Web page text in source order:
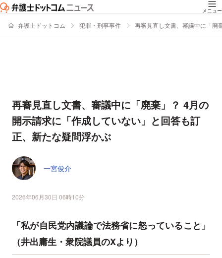
メニュー
弁護士ドットコム 犯罪・刑事事件 再審見直し文書、審議中に「廃
再審見直し文書、審議中に「廃棄」？ 4月の
開示請求に「作成していない」と回答も訂
正、新たな疑問浮かぶ
一宮俊介
2026年06月30日 06時10分
「私が自民党内議論で法務省に怒っていること」
（井出庸生・衆院議員のXより）